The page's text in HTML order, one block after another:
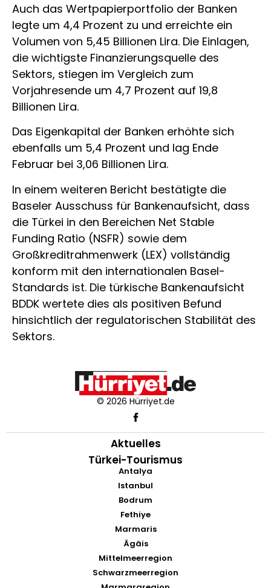
Auch das Wertpapierportfolio der Banken
legte um 4,4 Prozent zu und erreichte ein
Volumen von 5,45 Billionen Lira. Die Einlagen,
die wichtigste Finanzierungsquelle des
Sektors, stiegen im Vergleich zum
Vorjahresende um 4,7 Prozent auf 19,8
Billionen Lira.
Das Eigenkapital der Banken erhöhte sich
ebenfalls um 5,4 Prozent und lag Ende
Februar bei 3,06 Billionen Lira.
In einem weiteren Bericht bestätigte die
Baseler Ausschuss für Bankenaufsicht, dass
die Türkei in den Bereichen Net Stable
Funding Ratio (NSFR) sowie dem
Großkreditrahmenwerk (LEX) vollständig
konform mit den internationalen Basel-
Standards ist. Die türkische Bankenaufsicht
BDDK wertete dies als positiven Befund
hinsichtlich der regulatorischen Stabilität des
Sektors.
© 2026 Hürriyet.de
Aktuelles
Türkei-Tourismus
Antalya
Istanbul
Bodrum
Fethiye
Marmaris
Ägäis
Mittelmeerregion
Schwarzmeerregion